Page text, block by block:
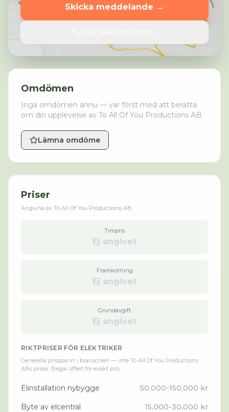
FOTO:WWW.KABOOMPICS.COM· PEXELS
Skicka meddelande →
Omdömen
Inga omdömen ännu — var först med att berätta
om din upplevelse av To All Of You Productions AB.
Lämna omdöme
Priser
Angivna av To All Of You Productions AB
Timpris
Ej angivet
Framkörning
Ej angivet
Grundavgift
Ej angivet
RIKTPRISER FÖR ELEKTRIKER
Generella prisspann i branschen — inte To All Of You Productions
ABs priser. Begär offert för exakt pris.
Elinstallation nybygge 50,000-150,000 kr
Byte av elcentral 15,000-30,000 kr